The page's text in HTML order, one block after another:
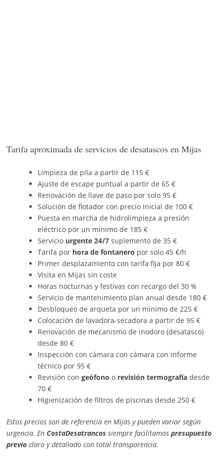
Tarifa aproximada de servicios de desatascos en Mijas
Limpieza de pila a partir de 115 €
Ajuste de escape puntual a partir de 65 €
Renovación de llave de paso por solo 95 €
Solución de flotador con precio inicial de 100 €
Puesta en marcha de hidrolimpieza a presión
eléctrico por un mínimo de 185 €
Servicio urgente 24/7suplemento de 35 €
Tarifa por hora de fontanero por solo 45 €/h
Primer desplazamiento con tarifa fija por 80 €
Visita en Mijas sin coste
Horas nocturnas y festivas con recargo del 30 %
Servicio de mantenimiento plan anual desde 180 €
Desbloqueo de arqueta por un mínimo de 225 €
Colocación de lavadora-secadora a partir de 95 €
Renovación de mecanismo de inodoro (desatasco)
desde 80 €
Inspección con cámara con cámara con informe
técnico por 95 €
Revisión con geófono o revisión termografíadesde
70 €
Higienización de filtros de piscinas desde 250 €
Estos precios son de referencia en Mijas y pueden variar según
urgencia. En CostaDesatrancos siempre facilitamos presupuesto
previoclaro y detallado con total transparencia.